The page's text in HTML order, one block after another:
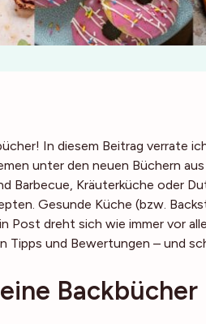
In diesem Beitrag verrate
unter den neuen Büchern
Barbecue, Kräuterküche oder
Gesunde Küche (bzw.
Post dreht sich wie immer vor
Tipps und Bewertungen – und
Backbücher